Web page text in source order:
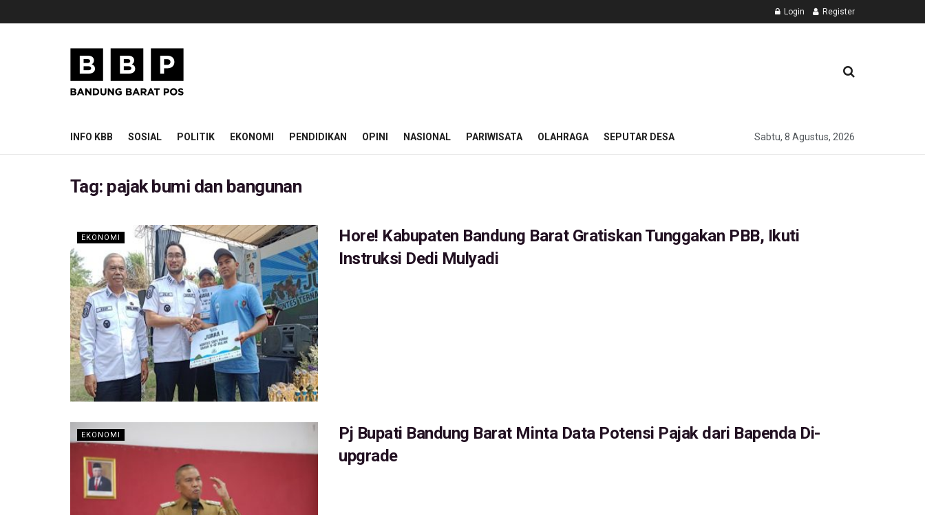
Login Register
INFO KBB SOSIAL POLITIK EKONOMI PENDIDIKAN OPINI NASIONAL PARIWISATA OLAHRAGA SEPUTAR DESA Sabtu, 8 Agustus, 2026
Tag: pajak bumi dan bangunan
EKONOMI
Hore! Kabupaten Bandung Barat Gratiskan Tunggakan PBB, Ikuti
Instruksi Dedi Mulyadi
EKONOMI
Pj Bupati Bandung Barat Minta Data Potensi Pajak dari Bapenda Di-
upgrade